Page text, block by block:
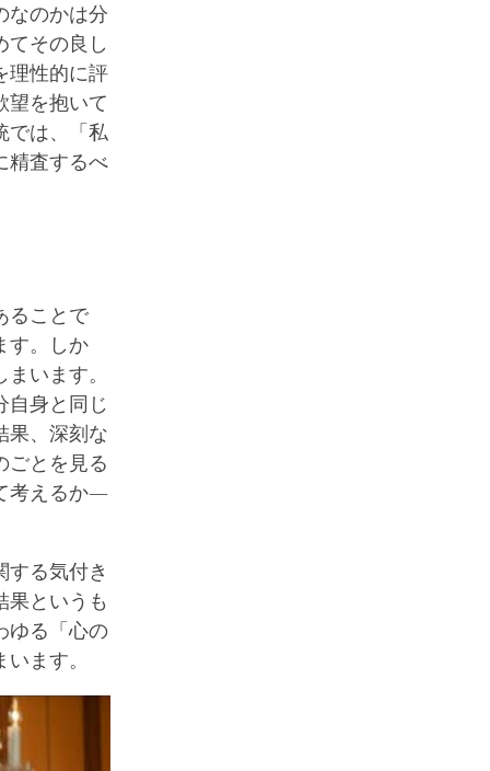
なのかは分
てその良し
理性的に評
望を抱いて
では、「私
精査するべ
ることで
す。しか
います。
自身と同じ
果、深刻な
ごとを見る
考えるか―
する気付き
果というも
ゆる「心の
ます。